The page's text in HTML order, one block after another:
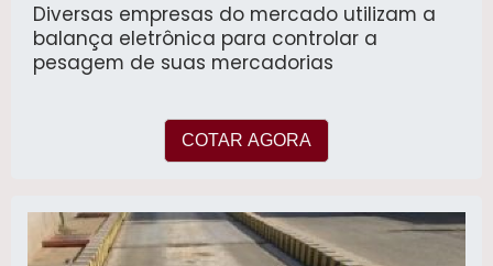
Diversas empresas do mercado utilizam a
balança eletrônica para controlar a
pesagem de suas mercadorias
COTAR AGORA